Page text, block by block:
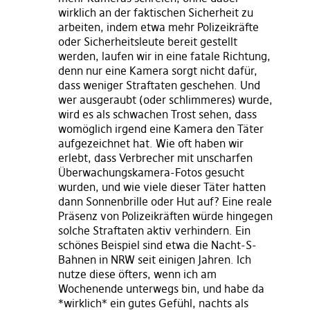
wirklich an der faktischen Sicherheit zu
arbeiten, indem etwa mehr Polizeikräfte
oder Sicherheitsleute bereit gestellt
werden, laufen wir in eine fatale Richtung,
denn nur eine Kamera sorgt nicht dafür,
dass weniger Straftaten geschehen. Und
wer ausgeraubt (oder schlimmeres) wurde,
wird es als schwachen Trost sehen, dass
womöglich irgend eine Kamera den Täter
aufgezeichnet hat. Wie oft haben wir
erlebt, dass Verbrecher mit unscharfen
Überwachungskamera-Fotos gesucht
wurden, und wie viele dieser Täter hatten
dann Sonnenbrille oder Hut auf? Eine reale
Präsenz von Polizeikräften würde hingegen
solche Straftaten aktiv verhindern. Ein
schönes Beispiel sind etwa die Nacht-S-
Bahnen in NRW seit einigen Jahren. Ich
nutze diese öfters, wenn ich am
Wochenende unterwegs bin, und habe da
*wirklich* ein gutes Gefühl, nachts als